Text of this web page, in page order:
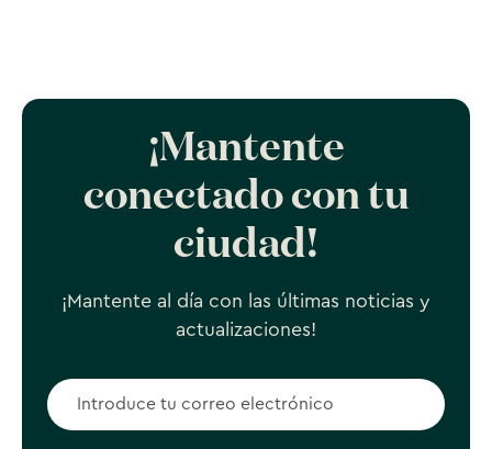
¡Mantente
conectado con tu
ciudad!
¡Mantente al día con las últimas noticias y
actualizaciones!